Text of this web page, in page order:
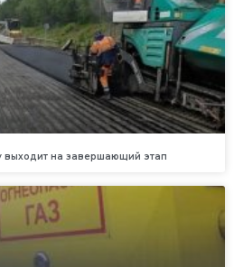
выходит на завершающий этап